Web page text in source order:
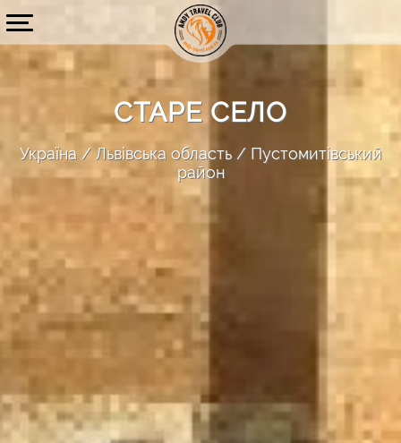
СТАРЕ СЕЛО
Україна Львівська область
Пустомитівський
район